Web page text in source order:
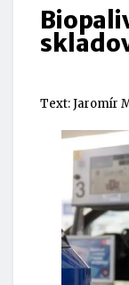
Text:Jaromír